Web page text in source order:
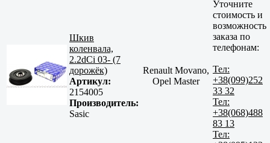
Шкив
коленвала,
2.2dCi 03- (7
дорожёк)
Артикул:
2154005
Производитель:
Sasic
Renault Movano,
Opel Master
Уточните
стоимость и
возможность
заказа по
телефонам:
Тел:
+38(099)252
33 32
Тел:
+38(068)488
83 13
Тел: